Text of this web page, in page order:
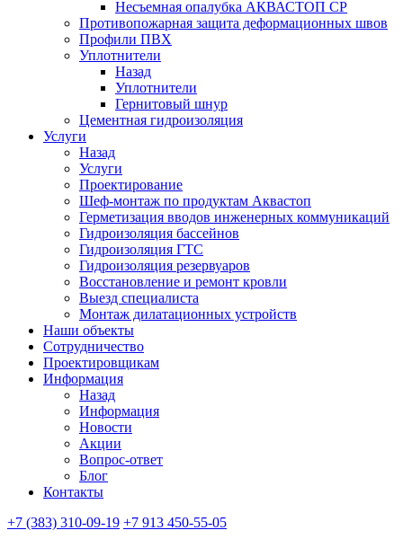
Несъемная опалубка АКВАСТОП СР
Противопожарная защита деформационных швов
Профили ПВХ
Уплотнители
Назад
Уплотнители
Гернитовый шнур
Цементная гидроизоляция
Услуги
Назад
Услуги
Проектирование
Шеф-монтаж по продуктам Аквастоп
Герметизация вводов инженерных коммуникаций
Гидроизоляция бассейнов
Гидроизоляция ГТС
Гидроизоляция резервуаров
Восстановление и ремонт кровли
Выезд специалиста
Монтаж дилатационных устройств
Наши объекты
Сотрудничество
Проектировщикам
Информация
Назад
Информация
Новости
Акции
Вопрос-ответ
Блог
Контакты
+7 (383) 310-09-19 +7 913 450-55-05